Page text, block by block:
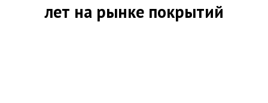
лет на рынке покрытий